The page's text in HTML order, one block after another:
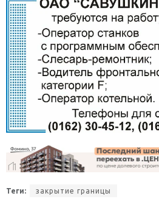
Теги: закрытие границы